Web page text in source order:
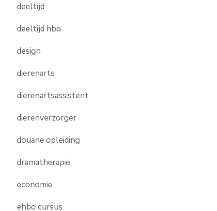
deeltijd
deeltijd hbo
design
dierenarts
dierenartsassistent
dierenverzorger
douane opleiding
dramatherapie
economie
ehbo cursus